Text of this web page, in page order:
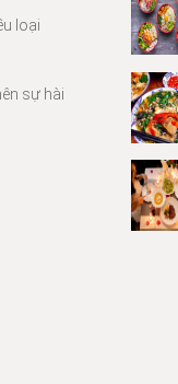
loại
sự hài